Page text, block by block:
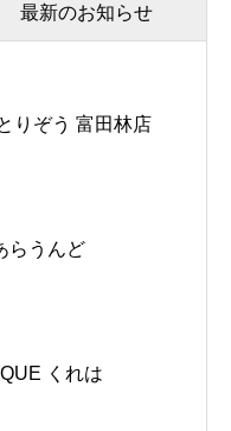
最新のお知らせ
りぞう 富田林店
らうんど
くれは
乃郷整骨院｜10周
ゅう整骨院｜お盆
かつの山田屋 富田